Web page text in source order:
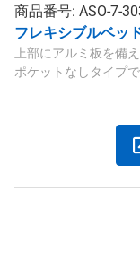
商品番号: ASO-7-
フレキシブルベ
上部にアルミ板を備
ポケットなしタイプ
ードの収納や形状に